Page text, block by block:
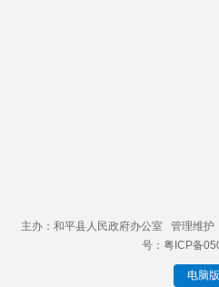
主办：和平县人民政府办公室 管理维
号：粤ICP备
电脑版